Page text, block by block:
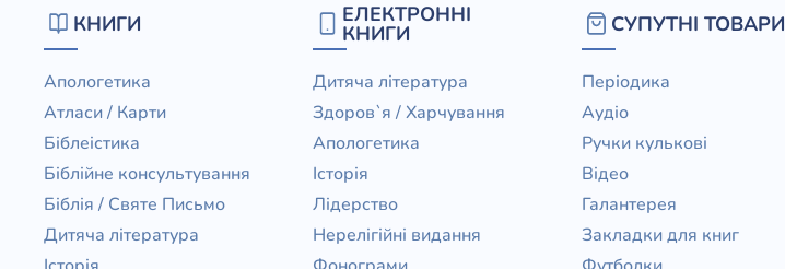
КНИГИ
Апологетика
Атласи / Карти
Біблеістика
Біблійне консультування
Біблія / Святе Письмо
Дитяча література
ЕЛЕКТРОННІ
КНИГИ
Дитяча література
Здоров`я / Харчування
Апологетика
Історія
Лідерство
Нерелігійні видання
СУПУТНІ ТОВАРИ
Періодика
Аудіо
Ручки кулькові
Відео
Галантерея
Закладки для книг